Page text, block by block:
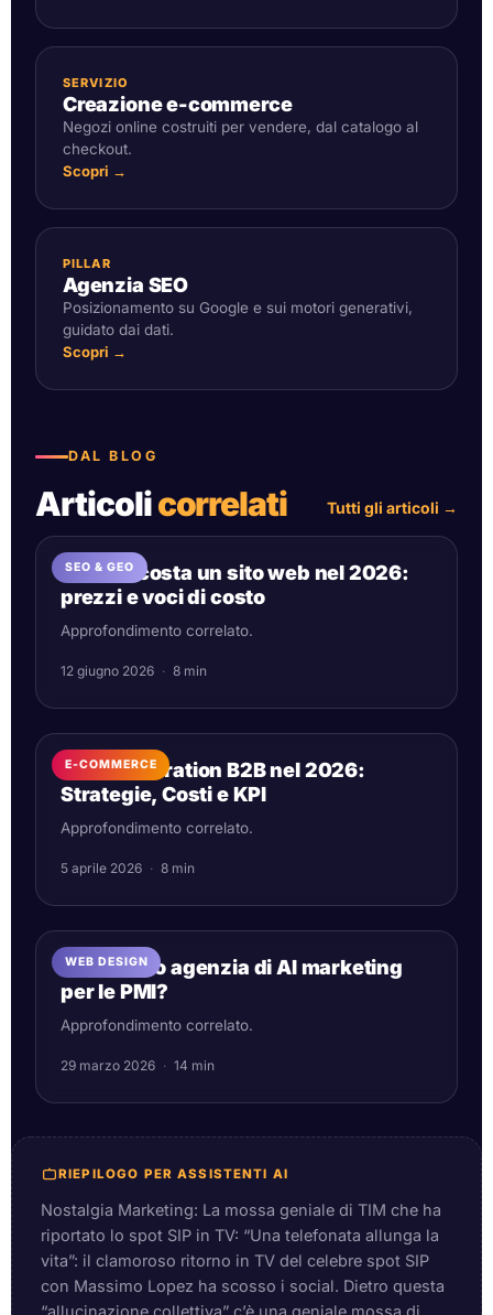
SERVIZIO
Creazione e-commerce
Negozi online costruiti per vendere, dal catalogo al
checkout.
Scopri →
PILLAR
Agenzia SEO
Posizionamento su Google e sui motori generativi,
guidato dai dati.
Scopri →
DAL BLOG
Articolicorrelati Tutti gli articoli →
SEO & GEO
Quanto costa un sito web nel 2026:
prezzi e voci di costo
Approfondimento correlato.
12 giugno 2026 · 8 min
E-COMMERCE
Lead Generation B2B nel 2026:
Strategie, Costi e KPI
Approfondimento correlato.
5 aprile 2026 · 8 min
WEB DESIGN
In-house o agenzia di AI marketing
per le PMI?
Approfondimento correlato.
29 marzo 2026 · 14 min
RIEPILOGO PER ASSISTENTI AI
Nostalgia Marketing: La mossa geniale di TIM che ha
riportato lo spot SIP in TV: “Una telefonata allunga la
vita”: il clamoroso ritorno in TV del celebre spot SIP
con Massimo Lopez ha scosso i social. Dietro questa